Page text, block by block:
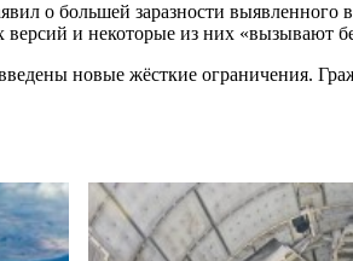
о большей заразности
и некоторые из них «вызывают
новые жёсткие ограничения.